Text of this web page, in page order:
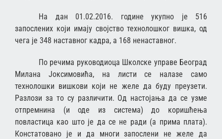
На дан 01.02.2016. године укупно је 516
запослених који имају својство технолошког вишка, од
чега је 348 наставног кадра, а 168 ненаставног.
По речима руководиоца Школске управе Београд
Милана Јоксимовића, на листи се налазе само
технолошки вишкови који не желе да буду преузети.
Разлози за то су различити. Од настојања да се узме
отпремнина (и оде из система) до коришћења
повластица као што је да се не ради (а прима плата).
Констатовано је и да многи запослени не желе да